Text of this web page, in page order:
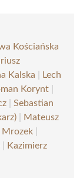
Kościańska
Kalska
Lech
Korynt
Sebastian
Mateusz
Mrozek
Kazimierz